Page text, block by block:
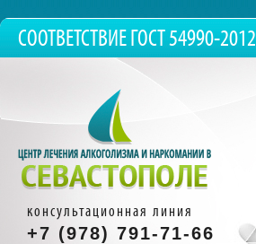
СООТВЕТСТВИЕ ГОСТ 54990-2012
консультационная линия
+7 (978) 791-71-66